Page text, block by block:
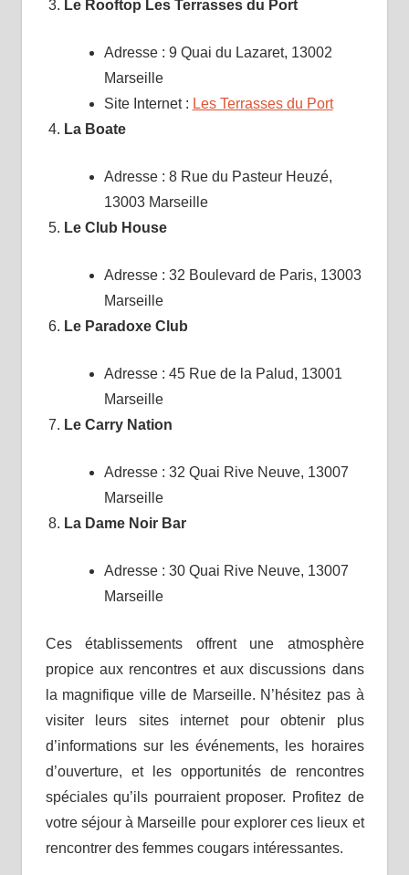
Le Rooftop Les Terrasses du Port
Adresse : 9 Quai du Lazaret, 13002
Marseille
Site Internet : Les Terrasses du Port
La Boate
Adresse : 8 Rue du Pasteur Heuzé,
13003 Marseille
Le Club House
Adresse : 32 Boulevard de Paris, 13003
Marseille
Le Paradoxe Club
Adresse : 45 Rue de la Palud, 13001
Marseille
Le Carry Nation
Adresse : 32 Quai Rive Neuve, 13007
Marseille
La Dame Noir Bar
Adresse : 30 Quai Rive Neuve, 13007
Marseille
Ces établissements offrent une atmosphère
propice aux rencontres et aux discussions dans
la magnifique ville de Marseille. N’hésitez pas à
visiter leurs sites internet pour obtenir plus
d’informations sur les événements, les horaires
d’ouverture, et les opportunités de rencontres
spéciales qu’ils pourraient proposer. Profitez de
votre séjour à Marseille pour explorer ces lieux et
rencontrer des femmes cougars intéressantes.